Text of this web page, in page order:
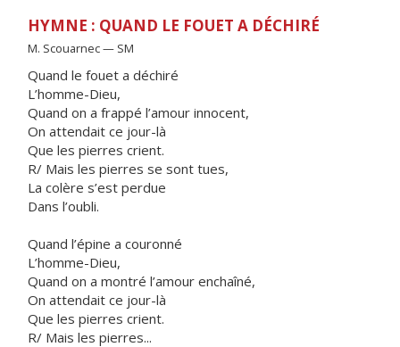
HYMNE : QUAND LE FOUET A DÉCHIRÉ
M. Scouarnec — SM
Quand le fouet a déchiré
L’homme-Dieu,
Quand on a frappé l’amour innocent,
On attendait ce jour-là
Que les pierres crient.
R/ Mais les pierres se sont tues,
La colère s’est perdue
Dans l’oubli.
Quand l’épine a couronné
L’homme-Dieu,
Quand on a montré l’amour enchaîné,
On attendait ce jour-là
Que les pierres crient.
R/ Mais les pierres...